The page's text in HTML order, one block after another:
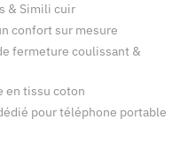
& Simili cuir
confort sur mesure
fermeture coulissant &
en tissu coton
pour téléphone portable